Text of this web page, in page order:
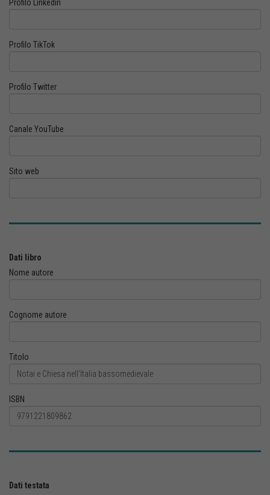
Profilo Linkedin
Profilo TikTok
Profilo Twitter
Canale YouTube
Sito web
Dati libro
Nome autore
Cognome autore
Titolo
ISBN
Dati testata